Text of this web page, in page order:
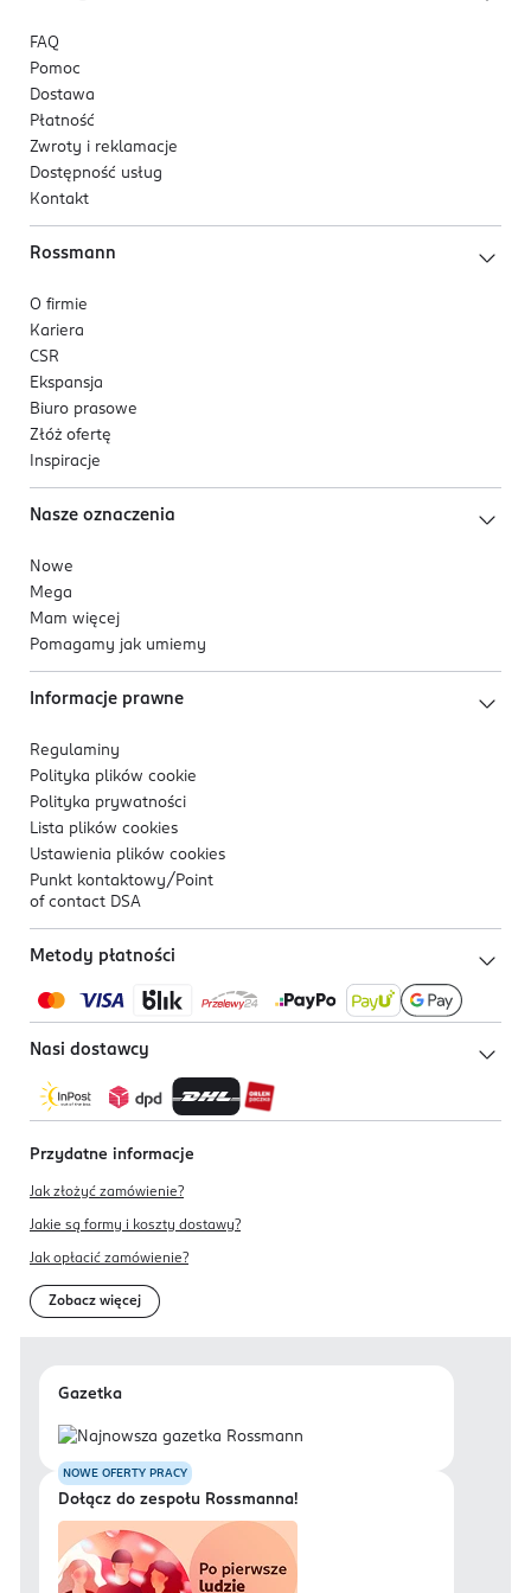
FAQ
Pomoc
Dostawa
Płatność
Zwroty i reklamacje
Dostępność usług
Kontakt
Rossmann
O firmie
Kariera
CSR
Ekspansja
Biuro prasowe
Złóż ofertę
Inspiracje
Nasze oznaczenia
Nowe
Mega
Mam więcej
Pomagamy jak umiemy
Informacje prawne
Regulaminy
Polityka plików cookie
Polityka prywatności
Lista plików cookies
Ustawienia plików cookies
Punkt kontaktowy/ Point
of contact DSA
Metody płatności
Nasi dostawcy
Przydatne informacje
Jak złożyć zamówienie?
Jakie są formy i koszty dostawy?
Jak opłacić zamówienie?
Zobacz więcej
Gazetka
NOWE OFERTY PRACY
Dołącz do zespołu Rossmanna!